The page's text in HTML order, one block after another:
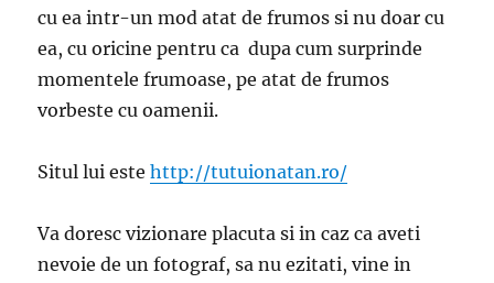
cu ea intr-un mod atat de frumos si nu doar cu
ea, cu oricine pentru ca dupa cum surprinde
momentele frumoase, pe atat de frumos
vorbeste cu oamenii.
Situl lui estehttp://tutuionatan.ro/
Va doresc vizionare placuta si in caz ca aveti
nevoie de un fotograf, sa nu ezitati, vine in